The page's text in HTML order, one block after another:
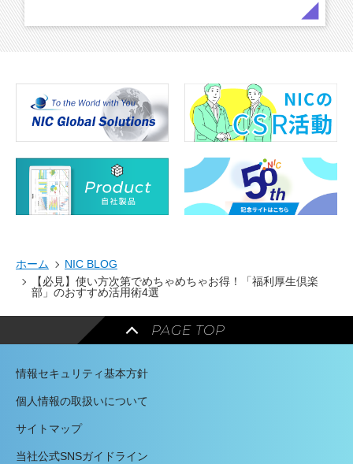
ホーム
NIC BLOG
【必見】使い方次第でめちゃめちゃお得！「福利厚生倶楽
部」のおすすめ活用術4選
PAGE TOP
情報セキュリティ基本方針
個人情報の取扱いについて
サイトマップ
当社公式SNSガイドライン